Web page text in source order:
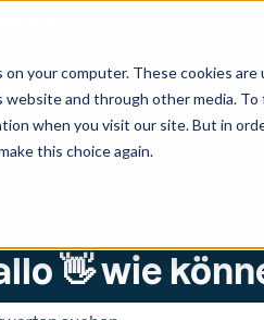
your computer. These cookies
and through other media.
when you visit our site. But in
this choice again.
👋 wie